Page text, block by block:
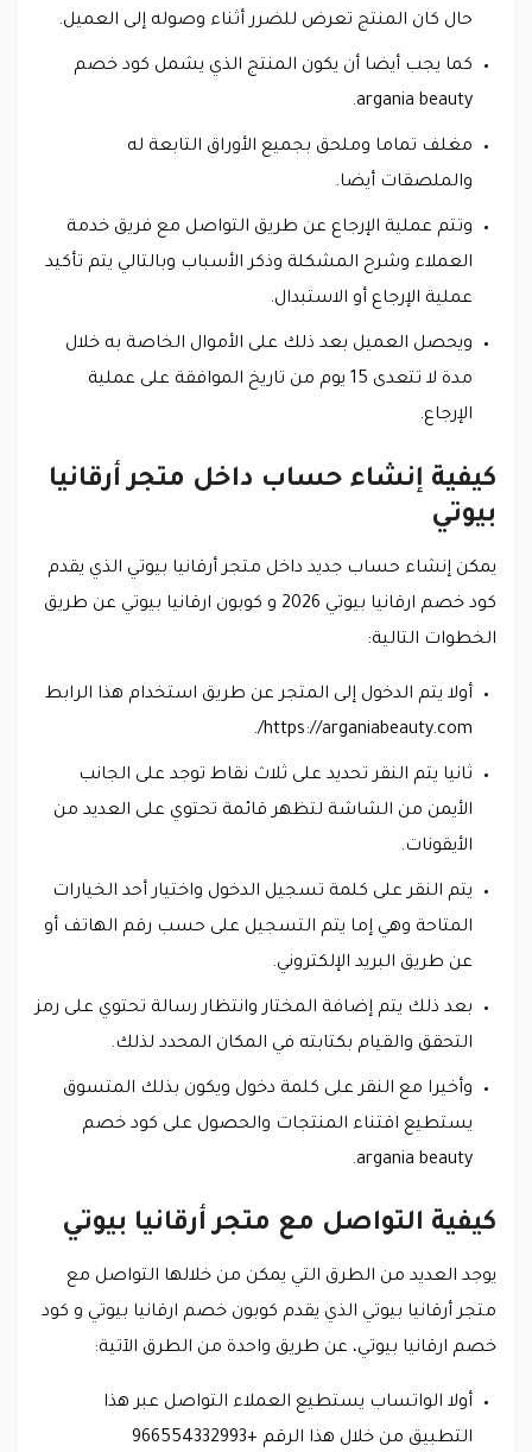
حال كان المنتج تعرض للضرر أثناء وصوله إلى العميل.
كما يجب أيضا أن يكون المنتج الذي يشمل كود خصم
argania beauty.
مغلف تماما وملحق بجميع الأوراق التابعة له
والملصقات أيضا.
وتتم عملية الإرجاع عن طريق التواصل مع فريق خدمة
العملاء وشرح المشكلة وذكر الأسباب وبالتالي يتم تأكيد
عملية الإرجاع أو الاستبدال.
ويحصل العميل بعد ذلك على الأموال الخاصة به خلال
مدة لا تتعدى 15 يوم من تاريخ الموافقة على عملية
الإرجاع.
كيفية إنشاء حساب داخل متجر أرقانيا
بيوتي
يمكن إنشاء حساب جديد داخل متجر أرقانيا بيوتي الذي يقدم
كود خصم ارقانيا بيوتي 2026 و كوبون ارقانيا بيوتي عن طريق
الخطوات التالية:
أولا يتم الدخول إلى المتجر عن طريق استخدام هذا الرابط
https://arganiabeauty.com/.
ثانيا يتم النقر تحديد على ثلاث نقاط توجد على الجانب
الأيمن من الشاشة لتظهر قائمة تحتوي على العديد من
الأيقونات.
يتم النقر على كلمة تسجيل الدخول واختيار أحد الخيارات
المتاحة وهي إما يتم التسجيل على حسب رقم الهاتف أو
عن طريق البريد الإلكتروني.
بعد ذلك يتم إضافة المختار وانتظار رسالة تحتوي على رمز
التحقق والقيام بكتابته في المكان المحدد لذلك.
وأخيرا مع النقر على كلمة دخول ويكون بذلك المتسوق
يستطيع اقتناء المنتجات والحصول على كود خصم
argania beauty.
كيفية التواصل مع متجر أرقانيا بيوتي
يوجد العديد من الطرق التي يمكن من خلالها التواصل مع
متجر أرقانيا بيوتي الذي يقدم كوبون خصم ارقانيا بيوتي و كود
خصم ارقانيا بيوتي، عن طريق واحدة من الطرق الآتية:
أولا الواتساب يستطيع العملاء التواصل عبر هذا
التطبيق من خلال هذا الرقم +966554332993